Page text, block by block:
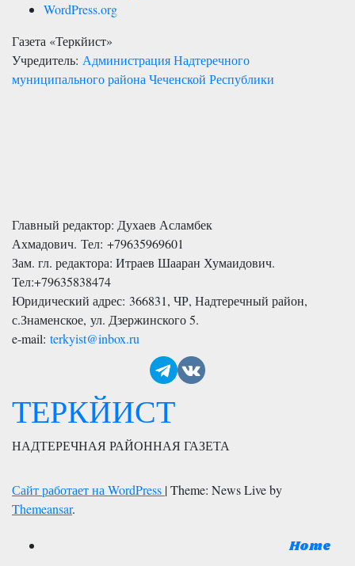
WordPress.org
Газета «Теркйист»
Учредитель: Администрация Надтеречного
муниципального района Чеченской Республики
Главный редактор: Духаев Асламбек
Ахмадович. Тел: +79635969601
Зам. гл. редактора: Итраев Шааран Хумаидович.
Тел:+79635838474
Юридический адрес: 366831, ЧР, Надтеречный район,
с.Знаменское, ул. Дзержинского 5.
e-mail: terkyist@inbox.ru
ТЕРКЙИСТ
НАДТЕРЕЧНАЯ РАЙОННАЯ ГАЗЕТА
Сайт работает на WordPress |Theme: News Live by
Themeansar.
Home